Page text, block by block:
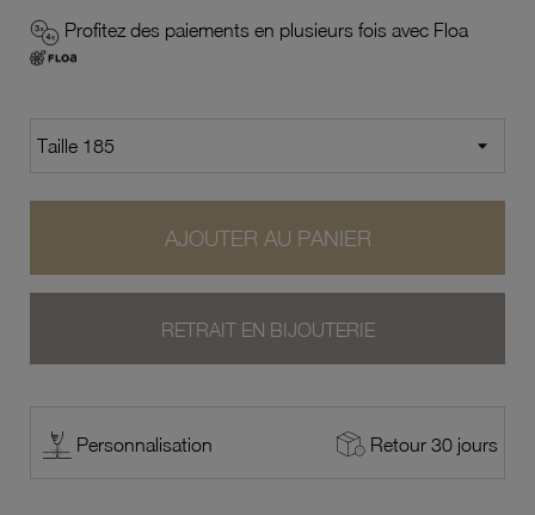
Profitez des paiements en plusieurs fois avec Floa
AJOUTER AU PANIER
RETRAIT EN BIJOUTERIE
Personnalisation Retour 30 jours